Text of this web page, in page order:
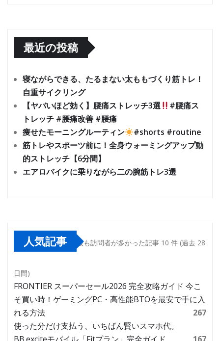
最近の投稿
寝ながらできる、たるまない太ももづくり筋トレ！
自重サイクリング
【ヤバいほど効く】腰痛ストレッチ3選
#腰痛ス
トレッチ #腰痛改善 #腰痛
痩せたモーニングルーティン
#shorts #routine
筋トレやスポーツ前に！全身ウォーミングアップ動
的ストレッチ【6分間】
エアロバイクに乗りながら二の腕筋トレ3選
人気記事 最も訪問者が多かった記事 10 件 (過去 28
日間)
FRONTIER スーパーセール2026 完全攻略ガイド 今こ
そ買い時！ゲーミングPC・高性能BTOを最安で手に入
れる方法
267
使った分だけ支払う、いちばん賢いスマホ代。